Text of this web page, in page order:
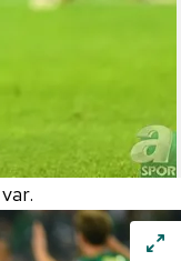
ilgili bilgi